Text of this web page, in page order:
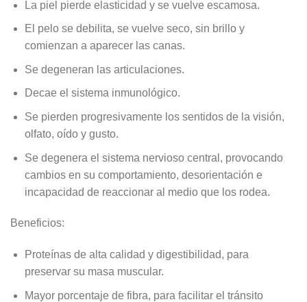
La piel pierde elasticidad y se vuelve escamosa.
El pelo se debilita, se vuelve seco, sin brillo y
comienzan a aparecer las canas.
Se degeneran las articulaciones.
Decae el sistema inmunológico.
Se pierden progresivamente los sentidos de la visión,
olfato, oído y gusto.
Se degenera el sistema nervioso central, provocando
cambios en su comportamiento, desorientación e
incapacidad de reaccionar al medio que los rodea.
Beneficios:
Proteínas de alta calidad y digestibilidad, para
preservar su masa muscular.
Mayor porcentaje de fibra, para facilitar el tránsito